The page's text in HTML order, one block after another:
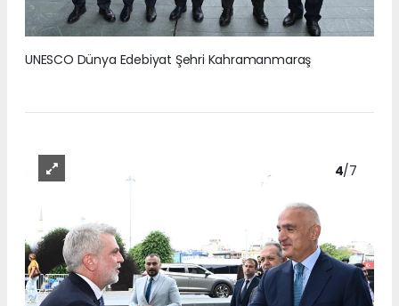
UNESCO Dünya Edebiyat Şehri Kahramanmaraş
4/7